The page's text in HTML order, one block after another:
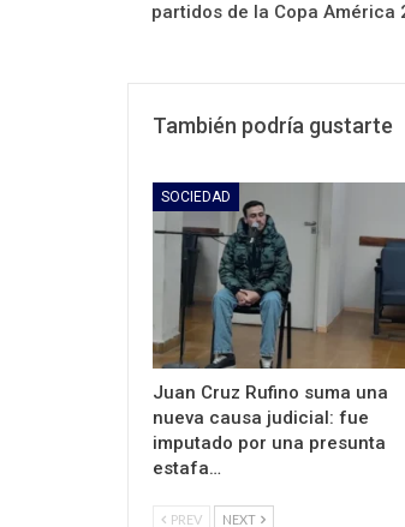
partidos de la Copa América
También podría gustarte
SOCIEDAD
Juan Cruz Rufino suma una
nueva causa judicial: fue
imputado por una presunta
estafa…
PREV NEXT